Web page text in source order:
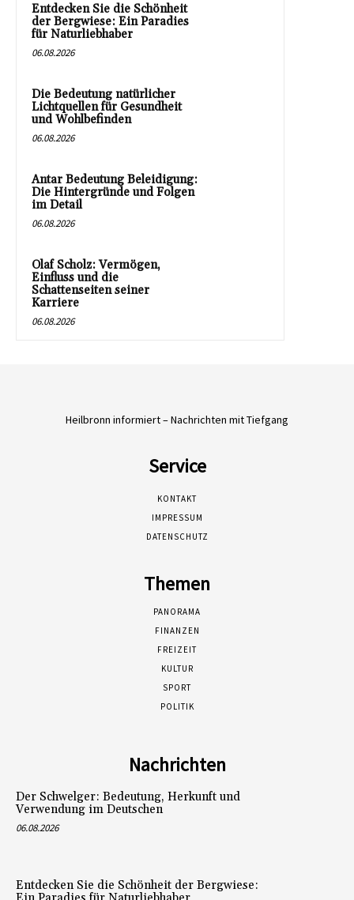
Entdecken Sie die Schönheit
der Bergwiese: Ein Paradies
für Naturliebhaber
06.08.2026
Die Bedeutung natürlicher
Lichtquellen für Gesundheit
und Wohlbefinden
06.08.2026
Antar Bedeutung Beleidigung:
Die Hintergründe und Folgen
im Detail
06.08.2026
Olaf Scholz: Vermögen,
Einfluss und die
Schattenseiten seiner
Karriere
06.08.2026
Heilbronn informiert – Nachrichten mit Tiefgang
Service
KONTAKT
IMPRESSUM
DATENSCHUTZ
Themen
PANORAMA
FINANZEN
FREIZEIT
KULTUR
SPORT
POLITIK
Nachrichten
Der Schwelger: Bedeutung, Herkunft und
Verwendung im Deutschen
06.08.2026
Entdecken Sie die Schönheit der Bergwiese: